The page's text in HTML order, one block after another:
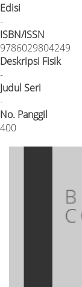
Edisi
-
ISBN/ISSN
9786029804249
Deskripsi Fisik
-
Judul Seri
-
No. Panggil
400